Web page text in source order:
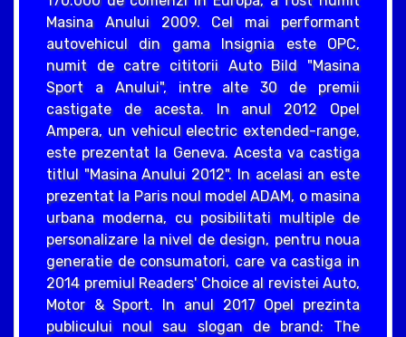
Masina Anului 2009. Cel mai performant
autovehicul din gama Insignia este OPC,
numit de catre cititorii Auto Bild "Masina
Sport a Anului", intre alte 30 de premii
castigate de acesta. In anul 2012 Opel
Ampera, un vehicul electric extended-range,
este prezentat la Geneva. Acesta va castiga
titlul "Masina Anului 2012". In acelasi an este
prezentat la Paris noul model ADAM, o masina
urbana moderna, cu posibilitati multiple de
personalizare la nivel de design, pentru noua
generatie de consumatori, care va castiga in
2014 premiul Readers' Choice al revistei Auto,
Motor & Sport. In anul 2017 Opel prezinta
publicului noul sau slogan de brand: The